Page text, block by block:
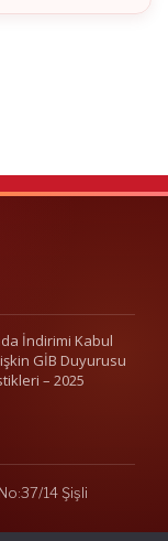
İndirimi Kabul
GİB Duyurusu
– 2025
14 Şişli